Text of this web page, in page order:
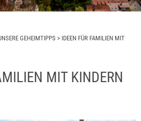
GEHEIMTIPPS > IDEEN FÜR FAMILIEN MIT
MIT KINDERN